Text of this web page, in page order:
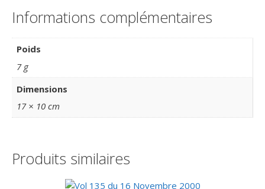
Informations complémentaires
Poids
7 g
Dimensions
17 × 10 cm
Produits similaires